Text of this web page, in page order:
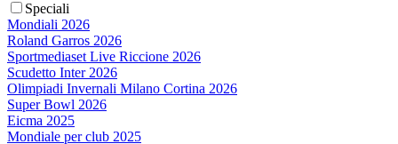
Speciali
Mondiali 2026
Roland Garros 2026
Sportmediaset Live Riccione 2026
Scudetto Inter 2026
Olimpiadi Invernali Milano Cortina 2026
Super Bowl 2026
Eicma 2025
Mondiale per club 2025